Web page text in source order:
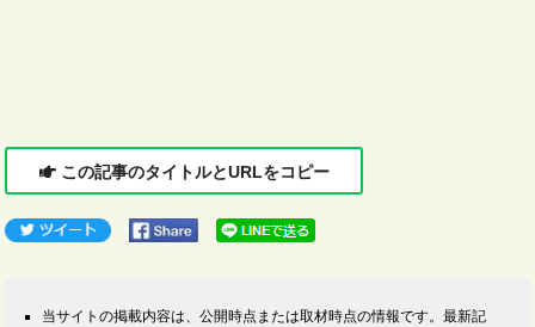
この記事のタイトルとURLをコピー
当サイトの掲載内容は、公開時点または取材時点の情報です。最新記